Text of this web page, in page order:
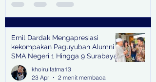
Emil Dardak Mengapresiasi
kekompakan Paguyuban Alumni
SMA Negeri 1 Hingga 9 Surabaya
(Pasmanbaya) dalam Kegiatan
Halal Bihalal
khoirulfatma13
23 Apr
2 menit membaca